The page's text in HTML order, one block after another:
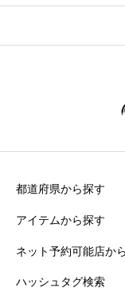
都道府県から探す
アイテムから探す
ネット予約可能店か
ハッシュタグ検索